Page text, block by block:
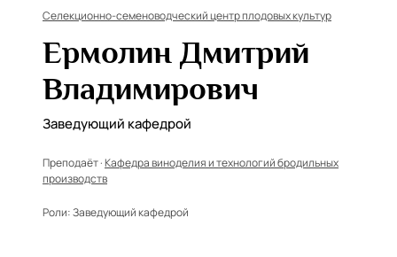
Селекционно-семеноводческий центр плодовых культур
Ермолин Дмитрий
Владимирович
Заведующий кафедрой
Преподаёт ·Кафедра виноделия и технологий бродильных
производств
Роли:Заведующий кафедрой